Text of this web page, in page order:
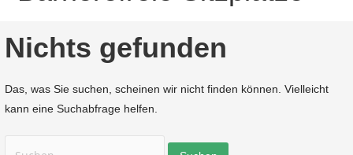
Nichts gefunden
Das, was Sie suchen, scheinen wir nicht finden können. Vielleicht
kann eine Suchabfrage helfen.